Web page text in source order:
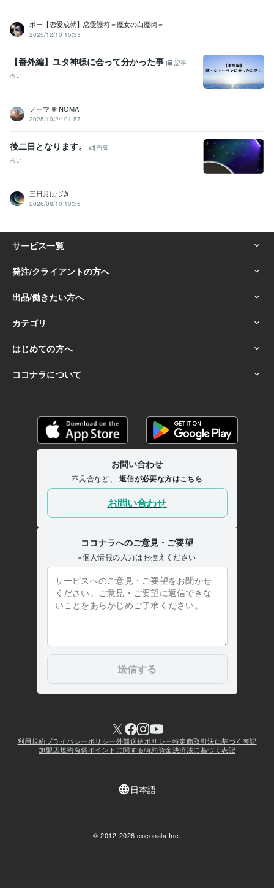
ポー【恋愛成就】恋愛護符＝魔女の白魔術＝
2025/12/10 15:33
【番外編】ユタ神様に会って分かった事
記事
占い
ノーマ ❃ NOMA
2025/10/24 01:57
後二日となります。
告知
占い
三日月はづき
2026/08/10 10:36